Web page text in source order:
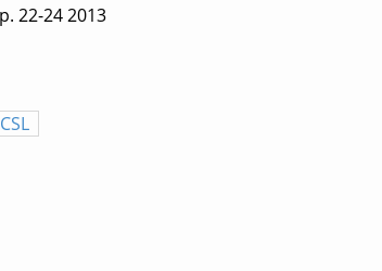
22-242013
CSL